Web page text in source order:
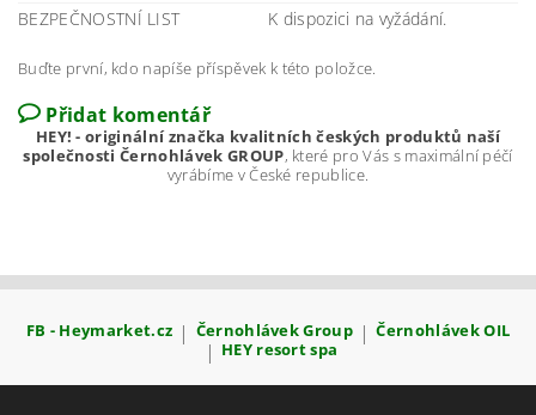
BEZPEČNOSTNÍ LIST
K dispozici na vyžádání.
Buďte první, kdo napíše příspěvek k této položce.
Přidat komentář
HEY! - originální značka kvalitních českých produktů naší
společnosti Černohlávek GROUP, které pro Vás s maximální péčí
vyrábíme v České republice.
FB - Heymarket.cz | Černohlávek Group | Černohlávek OIL
| HEY resort spa